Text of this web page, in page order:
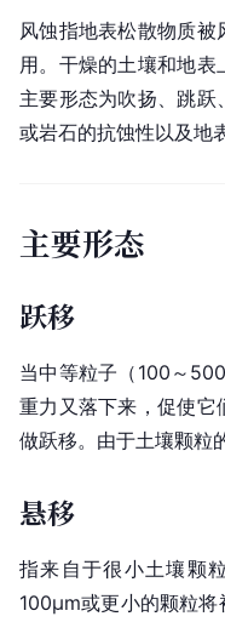
风蚀指地表松散物质
用。干燥的土壤和地
主要形态为吹扬、跳
或岩石的抗蚀性以及地
主要形态
跃移
当中等粒子（100～
重力又落下来，促使它
做跃移。由于土壤颗粒
悬移
指来自于很小土壤颗
100μm或更小的颗粒